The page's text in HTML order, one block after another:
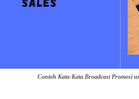
Contoh Kata-Kata Broadcast Promosi